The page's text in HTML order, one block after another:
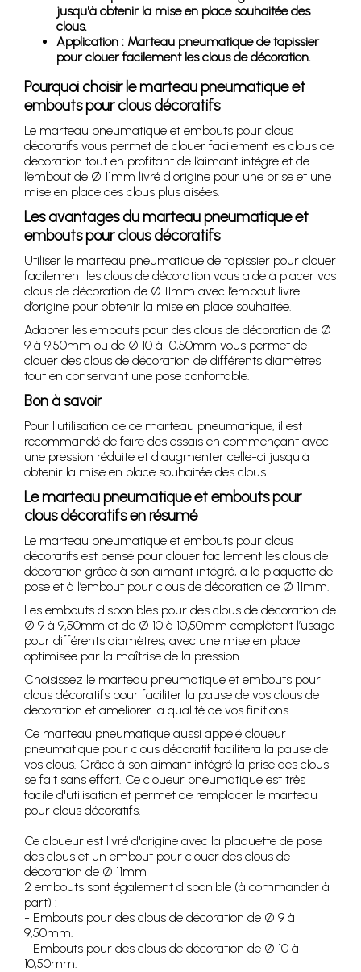
jusqu'à obtenir la mise en place souhaitée des
clous.
Application : Marteau pneumatique de tapissier
pour clouer facilement les clous de décoration.
Pourquoi choisir le marteau pneumatique et
embouts pour clous décoratifs
Le marteau pneumatique et embouts pour clous
décoratifs vous permet de clouer facilement les clous de
décoration tout en profitant de l’aimant intégré et de
l’embout de Ø 11mm livré d'origine pour une prise et une
mise en place des clous plus aisées.
Les avantages du marteau pneumatique et
embouts pour clous décoratifs
Utiliser le marteau pneumatique de tapissier pour clouer
facilement les clous de décoration vous aide à placer vos
clous de décoration de Ø 11mm avec l’embout livré
d’origine pour obtenir la mise en place souhaitée.
Adapter les embouts pour des clous de décoration de Ø
9 à 9,50mm ou de Ø 10 à 10,50mm vous permet de
clouer des clous de décoration de différents diamètres
tout en conservant une pose confortable.
Bon à savoir
Pour l'utilisation de ce marteau pneumatique, il est
recommandé de faire des essais en commençant avec
une pression réduite et d'augmenter celle-ci jusqu'à
obtenir la mise en place souhaitée des clous.
Le marteau pneumatique et embouts pour
clous décoratifs en résumé
Le marteau pneumatique et embouts pour clous
décoratifs est pensé pour clouer facilement les clous de
décoration grâce à son aimant intégré, à la plaquette de
pose et à l’embout pour clous de décoration de Ø 11mm.
Les embouts disponibles pour des clous de décoration de
Ø 9 à 9,50mm et de Ø 10 à 10,50mm complètent l’usage
pour différents diamètres, avec une mise en place
optimisée par la maîtrise de la pression.
Choisissez le marteau pneumatique et embouts pour
clous décoratifs pour faciliter la pause de vos clous de
décoration et améliorer la qualité de vos finitions.
Ce marteau pneumatique aussi appelé cloueur
pneumatique pour clous décoratif facilitera la pause de
vos clous. Grâce à son aimant intégré la prise des clous
se fait sans effort. Ce cloueur pneumatique est très
facile d'utilisation et permet de remplacer le marteau
pour clous décoratifs.
Ce cloueur est livré d'origine avec la plaquette de pose
des clous et un embout pour clouer des clous de
décoration de Ø 11mm
2 embouts sont également disponible (à commander à
part) :
- Embouts pour des clous de décoration de Ø 9 à
9,50mm.
- Embouts pour des clous de décoration de Ø 10 à
10,50mm.